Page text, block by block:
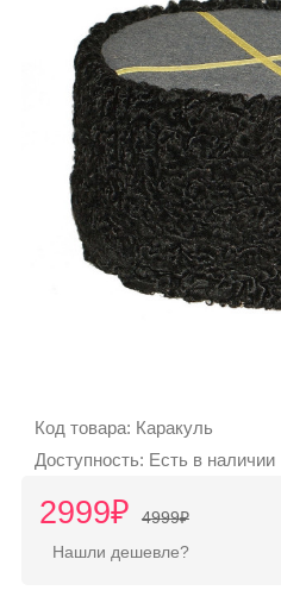
Telegram:+7
Режим
работы
Контакты
Код товара: Каракуль
Доступность: Есть в наличии
2999₽
4999₽
Нашли дешевле?